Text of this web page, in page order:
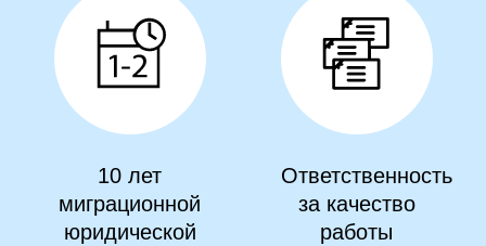
10 лет
миграционной
юридической
Ответственность
за качество
работы